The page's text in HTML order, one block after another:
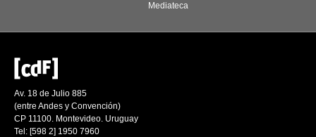
Mediateca
Av. 18 de Julio 885
(entre Andes y Convención)
CP 11100. Montevideo. Uruguay
Tel: [598 2] 1950 7960